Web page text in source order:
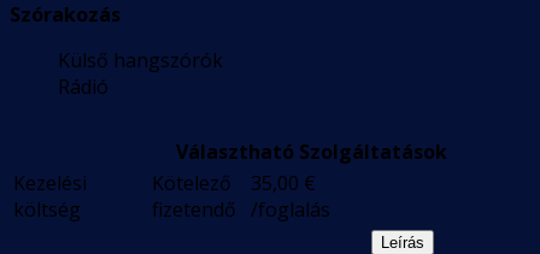
Szórakozás
Külső hangszórók
Rádió
Választható Szolgáltatások
Kezelési
költség
Kötelező
fizetendő
35,00 €
/foglalás
Leírás